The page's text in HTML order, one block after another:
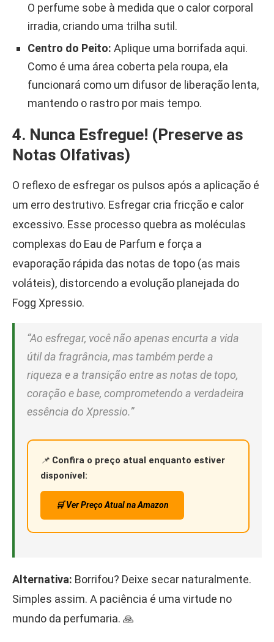
O perfume sobe à medida que o calor corporal
irradia, criando uma trilha sutil.
Centro do Peito: Aplique uma borrifada aqui.
Como é uma área coberta pela roupa, ela
funcionará como um difusor de liberação lenta,
mantendo o rastro por mais tempo.
4. Nunca Esfregue! (Preserve as
Notas Olfativas)
O reflexo de esfregar os pulsos após a aplicação é
um erro destrutivo. Esfregar cria fricção e calor
excessivo. Esse processo quebra as moléculas
complexas do Eau de Parfum e força a
evaporação rápida das notas de topo (as mais
voláteis), distorcendo a evolução planejada do
Fogg Xpressio.
“Ao esfregar, você não apenas encurta a vida
útil da fragrância, mas também perde a
riqueza e a transição entre as notas de topo,
coração e base, comprometendo a verdadeira
essência do Xpressio.”
📌 Confira o preço atual enquanto estiver
disponível:
🛒 Ver Preço Atual na Amazon
Alternativa: Borrifou? Deixe secar naturalmente.
Simples assim. A paciência é uma virtude no
mundo da perfumaria. 🙏